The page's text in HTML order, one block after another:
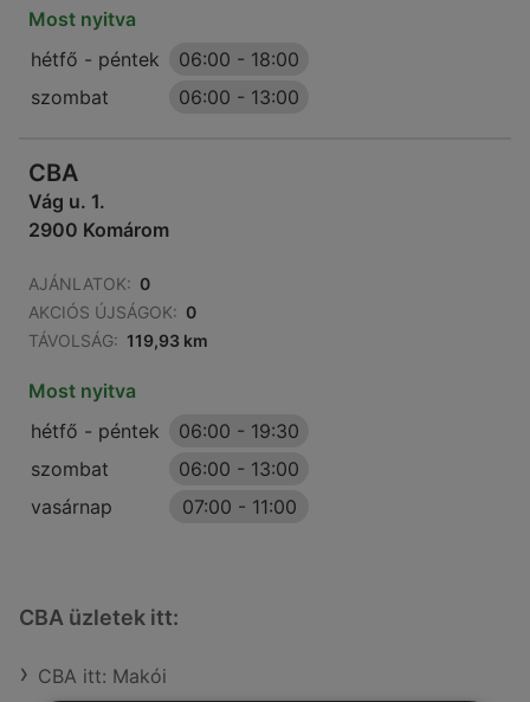
Most nyitva
hétfő - péntek
06:00 - 18:00
szombat
06:00 - 13:00
CBA
Vág u. 1.
2900 Komárom
AJÁNLATOK: 0
AKCIÓS ÚJSÁGOK: 0
TÁVOLSÁG: 119,93 km
Most nyitva
hétfő - péntek
06:00 - 19:30
szombat
06:00 - 13:00
vasárnap
07:00 - 11:00
CBA üzletek itt:
CBA itt: Makói